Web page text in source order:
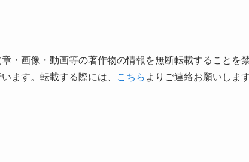
・画像・動画等の著作物の情報を無断転載することを
ます。転載する際には、
こちら よりご連絡お願いします